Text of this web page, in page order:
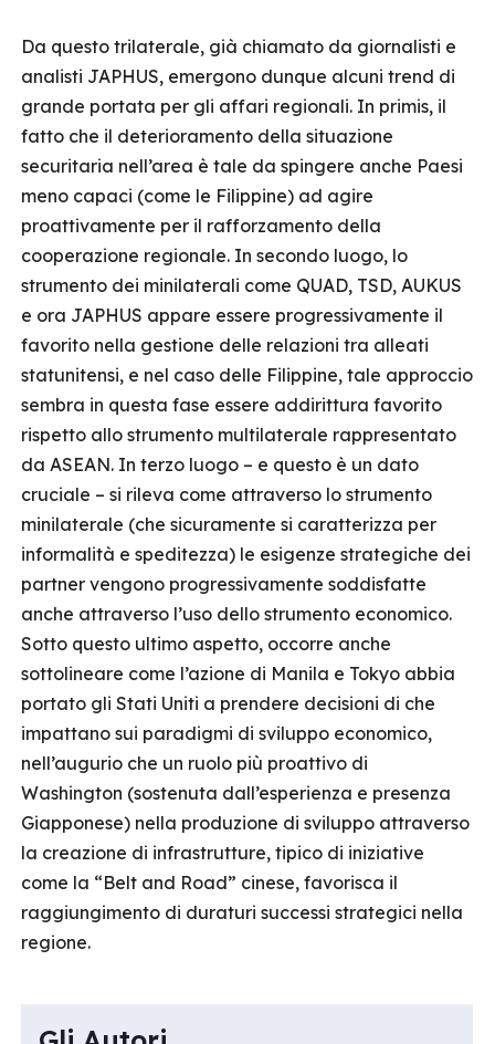
Da questo trilaterale, già chiamato da giornalisti e
analisti JAPHUS, emergono dunque alcuni trend di
grande portata per gli affari regionali. In primis, il
fatto che il deterioramento della situazione
securitaria nell’area è tale da spingere anche Paesi
meno capaci (come le Filippine) ad agire
proattivamente per il rafforzamento della
cooperazione regionale. In secondo luogo, lo
strumento dei minilaterali come QUAD, TSD, AUKUS
e ora JAPHUS appare essere progressivamente il
favorito nella gestione delle relazioni tra alleati
statunitensi, e nel caso delle Filippine, tale approccio
sembra in questa fase essere addirittura favorito
rispetto allo strumento multilaterale rappresentato
da ASEAN. In terzo luogo – e questo è un dato
cruciale – si rileva come attraverso lo strumento
minilaterale (che sicuramente si caratterizza per
informalità e speditezza) le esigenze strategiche dei
partner vengono progressivamente soddisfatte
anche attraverso l’uso dello strumento economico.
Sotto questo ultimo aspetto, occorre anche
sottolineare come l’azione di Manila e Tokyo abbia
portato gli Stati Uniti a prendere decisioni di che
impattano sui paradigmi di sviluppo economico,
nell’augurio che un ruolo più proattivo di
Washington (sostenuta dall’esperienza e presenza
Giapponese) nella produzione di sviluppo attraverso
la creazione di infrastrutture, tipico di iniziative
come la “Belt and Road” cinese, favorisca il
raggiungimento di duraturi successi strategici nella
regione.